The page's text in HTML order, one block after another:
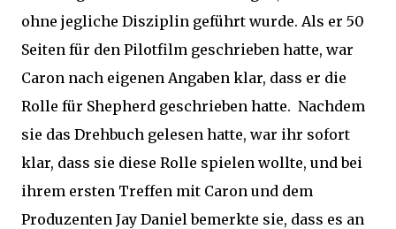
ohne jegliche Disziplin geführt wurde. Als er 50
Seiten für den Pilotfilm geschrieben hatte, war
Caron nach eigenen Angaben klar, dass er die
Rolle für Shepherd geschrieben hatte. Nachdem
sie das Drehbuch gelesen hatte, war ihr sofort
klar, dass sie diese Rolle spielen wollte, und bei
ihrem ersten Treffen mit Caron und dem
Produzenten Jay Daniel bemerkte sie, dass es an